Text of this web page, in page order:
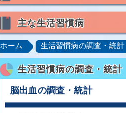
喫煙
食生活
主な生活習慣病
高血圧 脂質異常症（高脂血
肥満症／メタボリックシンドロ
脂肪肝／NAFLD／NASH
ロコモティブシンドローム／サ
ホーム 生活習慣病の調査・統計
生活習慣病の調査・統計
脳出血の調査・統計